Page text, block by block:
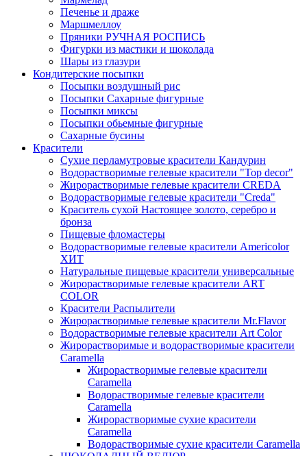
Печенье и драже
Маршмеллоу
Пряники РУЧНАЯ РОСПИСЬ
Фигурки из мастики и шоколада
Шары из глазури
Кондитерские посыпки
Посыпки воздушный рис
Посыпки Сахарные фигурные
Посыпки миксы
Посыпки обьемные фигурные
Сахарные бусины
Красители
Сухие перламутровые красители Кандурин
Водорастворимые гелевые красители "Top decor"
Жирорастворимые гелевые красители CREDA
Водорастворимые гелевые красители "Creda"
Краситель сухой Настоящее золото, серебро и
бронза
Пищевые фломастеры
Водорастворимые гелевые красители Americolor
ХИТ
Натуральные пищевые красители универсальные
Жирорастворимые гелевые красители ART
COLOR
Красители Распылители
Жирорастворимые гелевые красители Mr.Flavor
Водорастворимые гелевые красители Art Color
Жирорастворимые и водорастворимые красители
Caramella
Жирорастворимые гелевые красители
Caramella
Водорастворимые гелевые красители
Caramella
Жирорастворимые сухие красители
Caramella
Водорастворимые сухие красители Caramella